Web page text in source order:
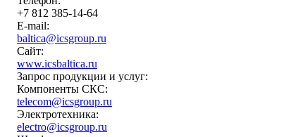
+7 812 385-14-64
E-mail:
baltica@icsgroup.ru
Сайт:
www.icsbaltica.ru
Запрос продукции и услуг:
Компоненты СКС:
telecom@icsgroup.ru
Электротехника:
electro@icsgroup.ru